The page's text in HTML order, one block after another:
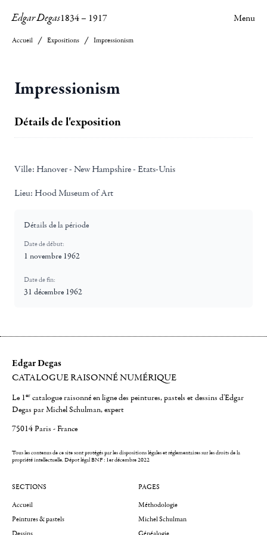
Edgar Degas1834– 1917 Menu
Accueil Expositions Impressionism
Impressionism
Détails de l'exposition
Ville: Hanover - New Hampshire - Etats-Unis
Lieu: Hood Museum of Art
Détails de la période
Date de début:
1 novembre 1962
Date de fin:
31 décembre 1962
Edgar Degas
CATALOGUE RAISONNÉ NUMÉRIQUE
Le 1er catalogue raisonné en ligne des peintures, pastels et dessins d'Edgar
Degas par Michel Schulman, expert
75014 Paris - France
Tous les contenus de ce site sont protégés par les dispositions légales et réglementaires sur les droits de la
propriété intellectuelle.Dépot légal BNF : 1er décembre 2022
SECTIONS
Accueil
Peintures & pastels
PAGES
Méthodologie
Michel Schulman